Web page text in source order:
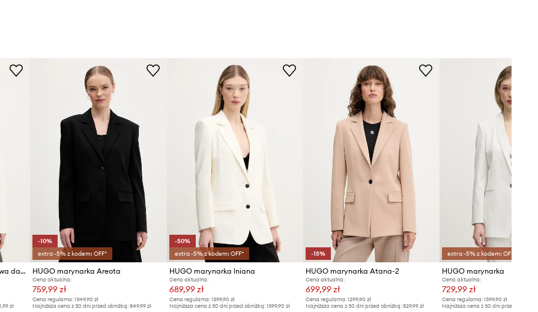
HUGO marynarka jednorzędowa damska Asmalla
zł
-10%
extra -5% z kodem: OFF*
HUGO marynarka Areota
Cena aktualna:
759,99 zł
Cena regularna: 1349,90 zł
Najniższa cena z 30 dni przed obniżką: 849,99 zł
-50%
extra -5% z kodem: OFF*
HUGO marynarka lniana
Cena aktualna:
689,99 zł
Cena regularna: 1399,90 zł
Najniższa cena z 30 dni przed obniżką: 1399,90 zł
-15%
HUGO marynarka Atana-2
Cena aktualna:
699,99 zł
Cena regularna:1299,90 zł
Najniższa cena z 30 dni przed obniżką:829,99 zł
extra -5% z kodem: OFF*
HUGO marynarka
Cena aktualna:
729,99 zł
Cena regularna: 1399,90 zł
Najniższa cena z 30 dni przed obniżką: